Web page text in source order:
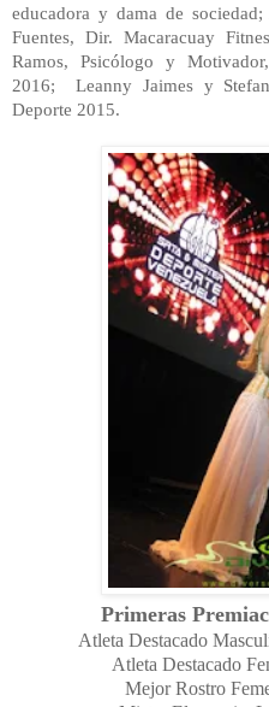
educadora y dama de
Fuentes, Dir. Macaracuay
Ramos, Psicólogo y
2016;
Leanny Jaimes y
Deporte 2015.
Primeras
Atleta Destacado
Atleta Destacado
Mejor Rostro